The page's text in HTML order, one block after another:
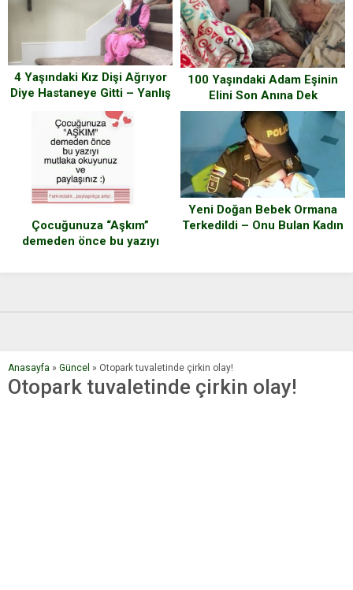
4 Yaşındaki Kız Dişi Ağrıyor
Diye Hastaneye Gitti – Yanlış
Hamle Sonucu Felç Oldu
100 Yaşındaki Adam Eşinin
Elini Son Anına Dek
Bırakmadı
Çocuğunuza “Aşkım”
demeden önce bu yazıyı
Yeni Doğan Bebek Ormana
Terkedildi – Onu Bulan Kadın
Anasayfa » Güncel » Otopark tuvaletinde çirkin olay!
Otopark tuvaletinde çirkin olay!